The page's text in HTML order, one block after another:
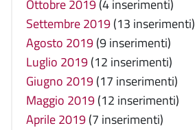
Ottobre 2019(4 inserimenti)
Settembre 2019(13 inserimenti)
Agosto 2019(9 inserimenti)
Luglio 2019(12 inserimenti)
Giugno 2019(17 inserimenti)
Maggio 2019(12 inserimenti)
Aprile 2019(7 inserimenti)